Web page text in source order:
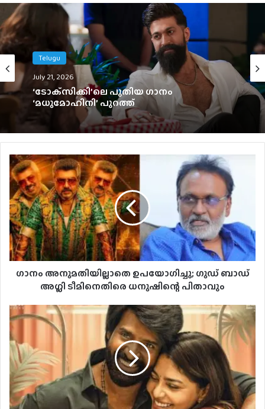
Telugu
July 21, 2026
‘ടോക്‌സിക്കി’ലെ പുതിയ ഗാനം
‘മധുമോഹിനി’ പുറത്ത്
Telugu
July 12, 2026
100 കോടി ക്ലബിലെത്തി സാമന്ത ചിത്രം ‘മാ
ഇന്‍ടി ബംഗാരം’
ഗാനം അനുമതിയില്ലാതെ ഉപയോഗിച്ചു; ഗുഡ് ബാഡ്
അഗ്ലി ടീമിനെതിരെ ധനുഷിന്റെ പിതാവും